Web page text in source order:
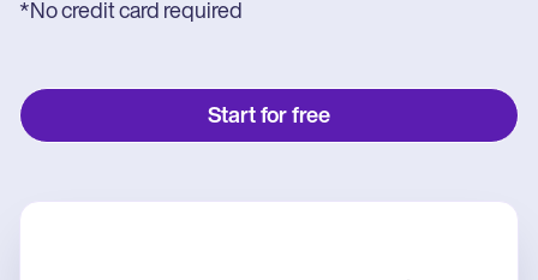
*No credit card required
Start for free